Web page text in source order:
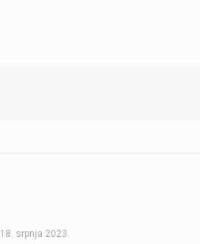
18. srpnja 2023.